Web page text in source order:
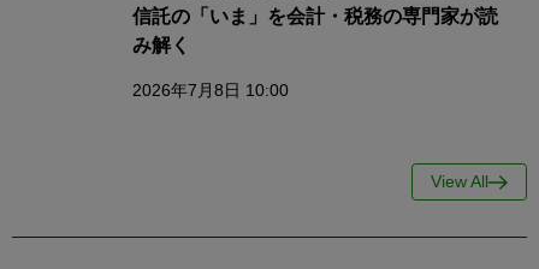
信託の「いま」を会計・税務の専門家が読
み解く
2026年7月8日 10:00
View All